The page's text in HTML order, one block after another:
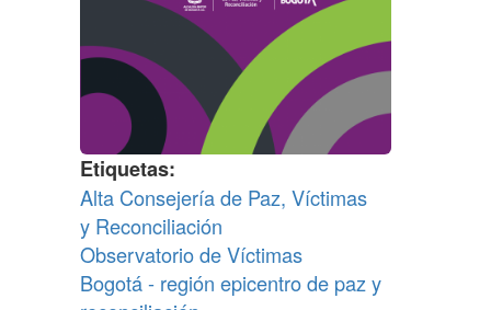
Etiquetas
Alta Consejería de Paz, Víctimas
y Reconciliación
Observatorio de Víctimas
Bogotá - región epicentro de paz y